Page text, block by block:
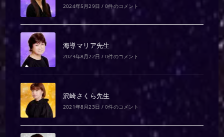
2024年5月29日 / 0件のコメント
海導マリア先生
2023年8月22日 / 0件のコメント
沢崎さくら先生
2021年8月23日 / 0件のコメント